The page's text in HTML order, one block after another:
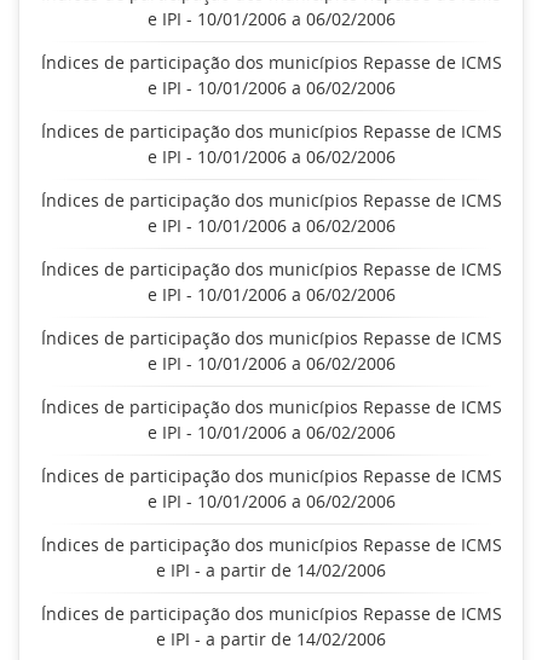
e IPI - 10/01/2006 a 06/02/2006
Índices de participação dos municípios Repasse de ICMS
e IPI - 10/01/2006 a 06/02/2006
Índices de participação dos municípios Repasse de ICMS
e IPI - 10/01/2006 a 06/02/2006
Índices de participação dos municípios Repasse de ICMS
e IPI - 10/01/2006 a 06/02/2006
Índices de participação dos municípios Repasse de ICMS
e IPI - 10/01/2006 a 06/02/2006
Índices de participação dos municípios Repasse de ICMS
e IPI - 10/01/2006 a 06/02/2006
Índices de participação dos municípios Repasse de ICMS
e IPI - 10/01/2006 a 06/02/2006
Índices de participação dos municípios Repasse de ICMS
e IPI - 10/01/2006 a 06/02/2006
Índices de participação dos municípios Repasse de ICMS
e IPI - a partir de 14/02/2006
Índices de participação dos municípios Repasse de ICMS
e IPI - a partir de 14/02/2006